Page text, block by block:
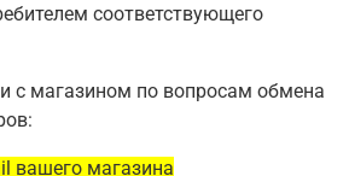
соответствующего
с магазином по вопросам обмена
вашего магазина